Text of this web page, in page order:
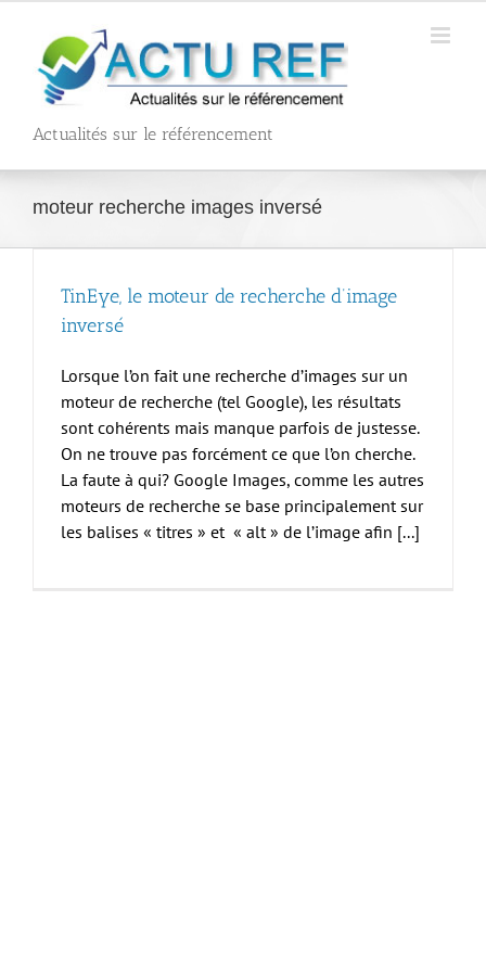
contenu
Actualités sur le référencement
moteur recherche images inversé
TinEye, le moteur de recherche d’image
inversé
Lorsque l’on fait une recherche d’images sur un
moteur de recherche (tel Google), les résultats
sont cohérents mais manque parfois de justesse.
On ne trouve pas forcément ce que l’on cherche.
La faute à qui? Google Images, comme les autres
moteurs de recherche se base principalement sur
les balises « titres » et « alt » de l’image afin [...]